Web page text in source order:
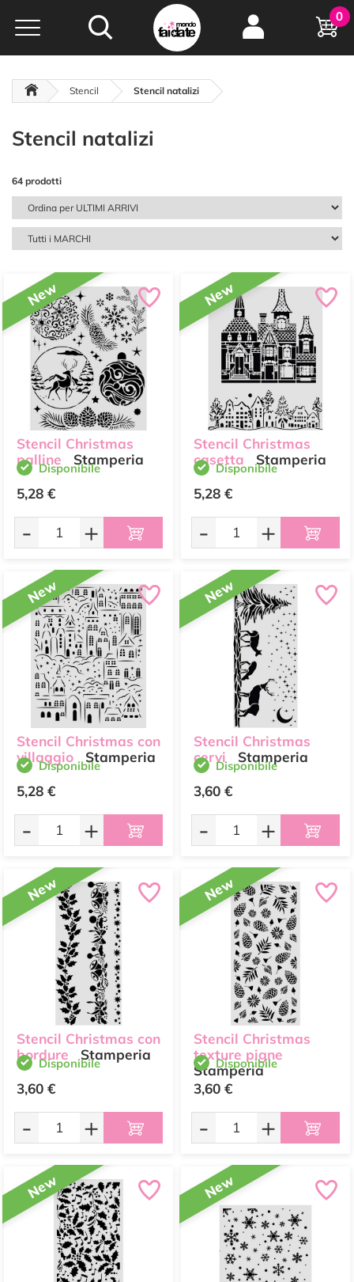
Hobby e
creatività...
oltre 15 anni online
0
Stencil Stencil natalizi
Stencil natalizi
64 prodotti
New
Stencil Christmas
palline
Stamperia
Disponibile
5,28 €
- +
New
Stencil Christmas
casetta
Stamperia
Disponibile
5,28 €
- +
New
Stencil Christmas con
villaggio
Stamperia
Disponibile
5,28 €
- +
New
Stencil Christmas
cervi
Stamperia
Disponibile
3,60 €
- +
New
Stencil Christmas con
bordure
Stamperia
Disponibile
3,60 €
- +
New
Stencil Christmas
texture pigne
Stamperia
Disponibile
3,60 €
- +
New New